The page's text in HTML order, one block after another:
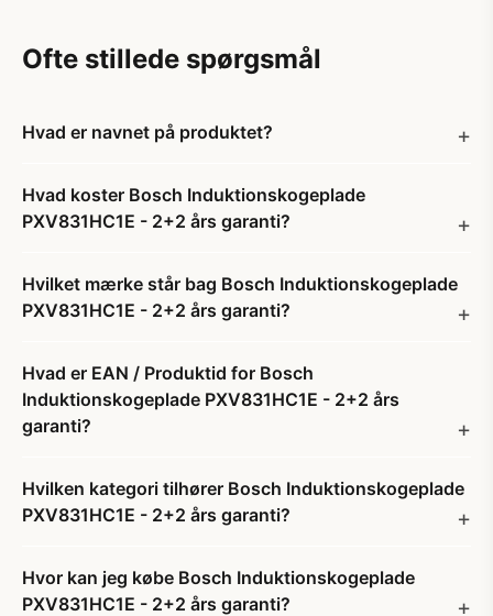
Ofte stillede spørgsmål
Hvad er navnet på produktet?
Hvad koster Bosch Induktionskogeplade
PXV831HC1E - 2+2 års garanti?
Hvilket mærke står bag Bosch Induktionskogeplade
PXV831HC1E - 2+2 års garanti?
Hvad er EAN / Produktid for Bosch
Induktionskogeplade PXV831HC1E - 2+2 års
garanti?
Hvilken kategori tilhører Bosch Induktionskogeplade
PXV831HC1E - 2+2 års garanti?
Hvor kan jeg købe Bosch Induktionskogeplade
PXV831HC1E - 2+2 års garanti?